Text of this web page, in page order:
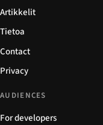
Artikkelit
Tietoa
Contact
Privacy
AUDIENCES
For developers